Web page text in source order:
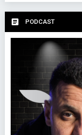
PODCAST